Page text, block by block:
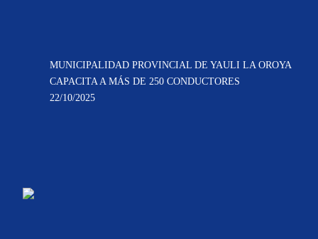
MUNICIPALIDAD PROVINCIAL DE YAULI LA OROYA
CAPACITA A MÁS DE 250 CONDUCTORES
22/10/2025